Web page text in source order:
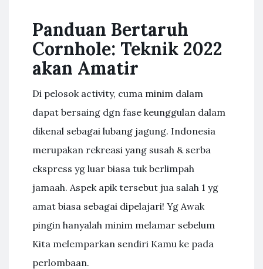
Panduan Bertaruh
Cornhole: Teknik 2022
akan Amatir
Di pelosok activity, cuma minim dalam
dapat bersaing dgn fase keunggulan dalam
dikenal sebagai lubang jagung. Indonesia
merupakan rekreasi yang susah & serba
ekspress yg luar biasa tuk berlimpah
jamaah. Aspek apik tersebut jua salah 1 yg
amat biasa sebagai dipelajari! Yg Awak
pingin hanyalah minim melamar sebelum
Kita melemparkan sendiri Kamu ke pada
perlombaan.